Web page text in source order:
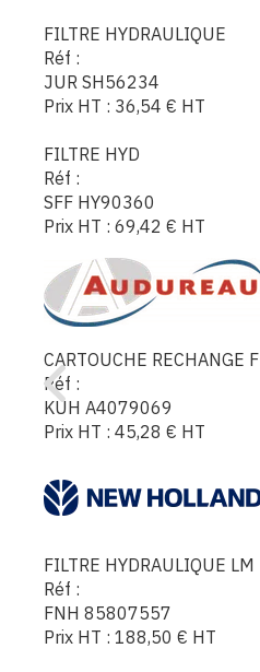
FILTRE HYDRAULIQUE
Réf :
JUR SH56234
Prix HT : 36,54 € HT
FILTRE HYD
Réf :
SFF HY90360
Prix HT : 69,42 € HT
CARTOUCHE RECHANGE F
Réf :
KUH A4079069
Prix HT : 45,28 € HT
FILTRE HYDRAULIQUE LM
Réf :
FNH 85807557
Prix HT : 188,50 € HT